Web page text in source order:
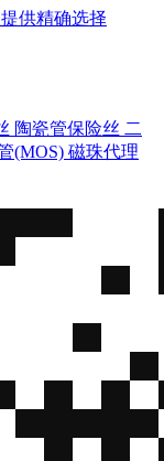
供精确选择
陶瓷管保险丝 二
(MOS) 磁珠代理